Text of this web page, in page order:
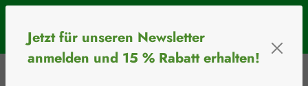
RabattcodeBIOS55 € Rabatt ab einem Warenkorbwert von 50 €.
Jetzt für unseren Newsletter
anmelden und 15 % Rabatt erhalten!